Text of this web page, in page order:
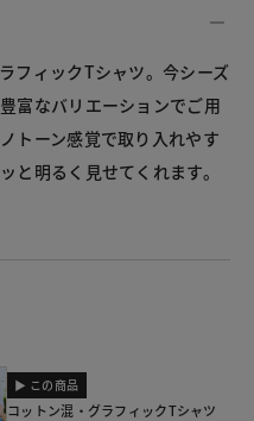
フィックTシャツ。今シーズ
富なバリエーションでご用
トーン感覚で取り入れやす
と明るく見せてくれます。
▶ この商品
コットン混・グラフィックTシャツ